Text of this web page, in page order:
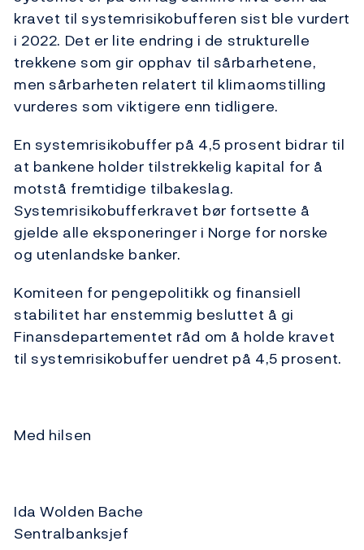
kravet til systemrisikobufferen sist ble vurdert
i 2022. Det er lite endring i de strukturelle
trekkene som gir opphav til sårbarhetene,
men sårbarheten relatert til klimaomstilling
vurderes som viktigere enn tidligere.
En systemrisikobuffer på 4,5 prosent bidrar til
at bankene holder tilstrekkelig kapital for å
motstå fremtidige tilbakeslag.
Systemrisikobufferkravet bør fortsette å
gjelde alle eksponeringer i Norge for norske
og utenlandske banker.
Komiteen for pengepolitikk og finansiell
stabilitet har enstemmig besluttet å gi
Finansdepartementet råd om å holde kravet
til systemrisikobuffer uendret på 4,5 prosent.
Med hilsen
Ida Wolden Bache
Sentralbanksjef